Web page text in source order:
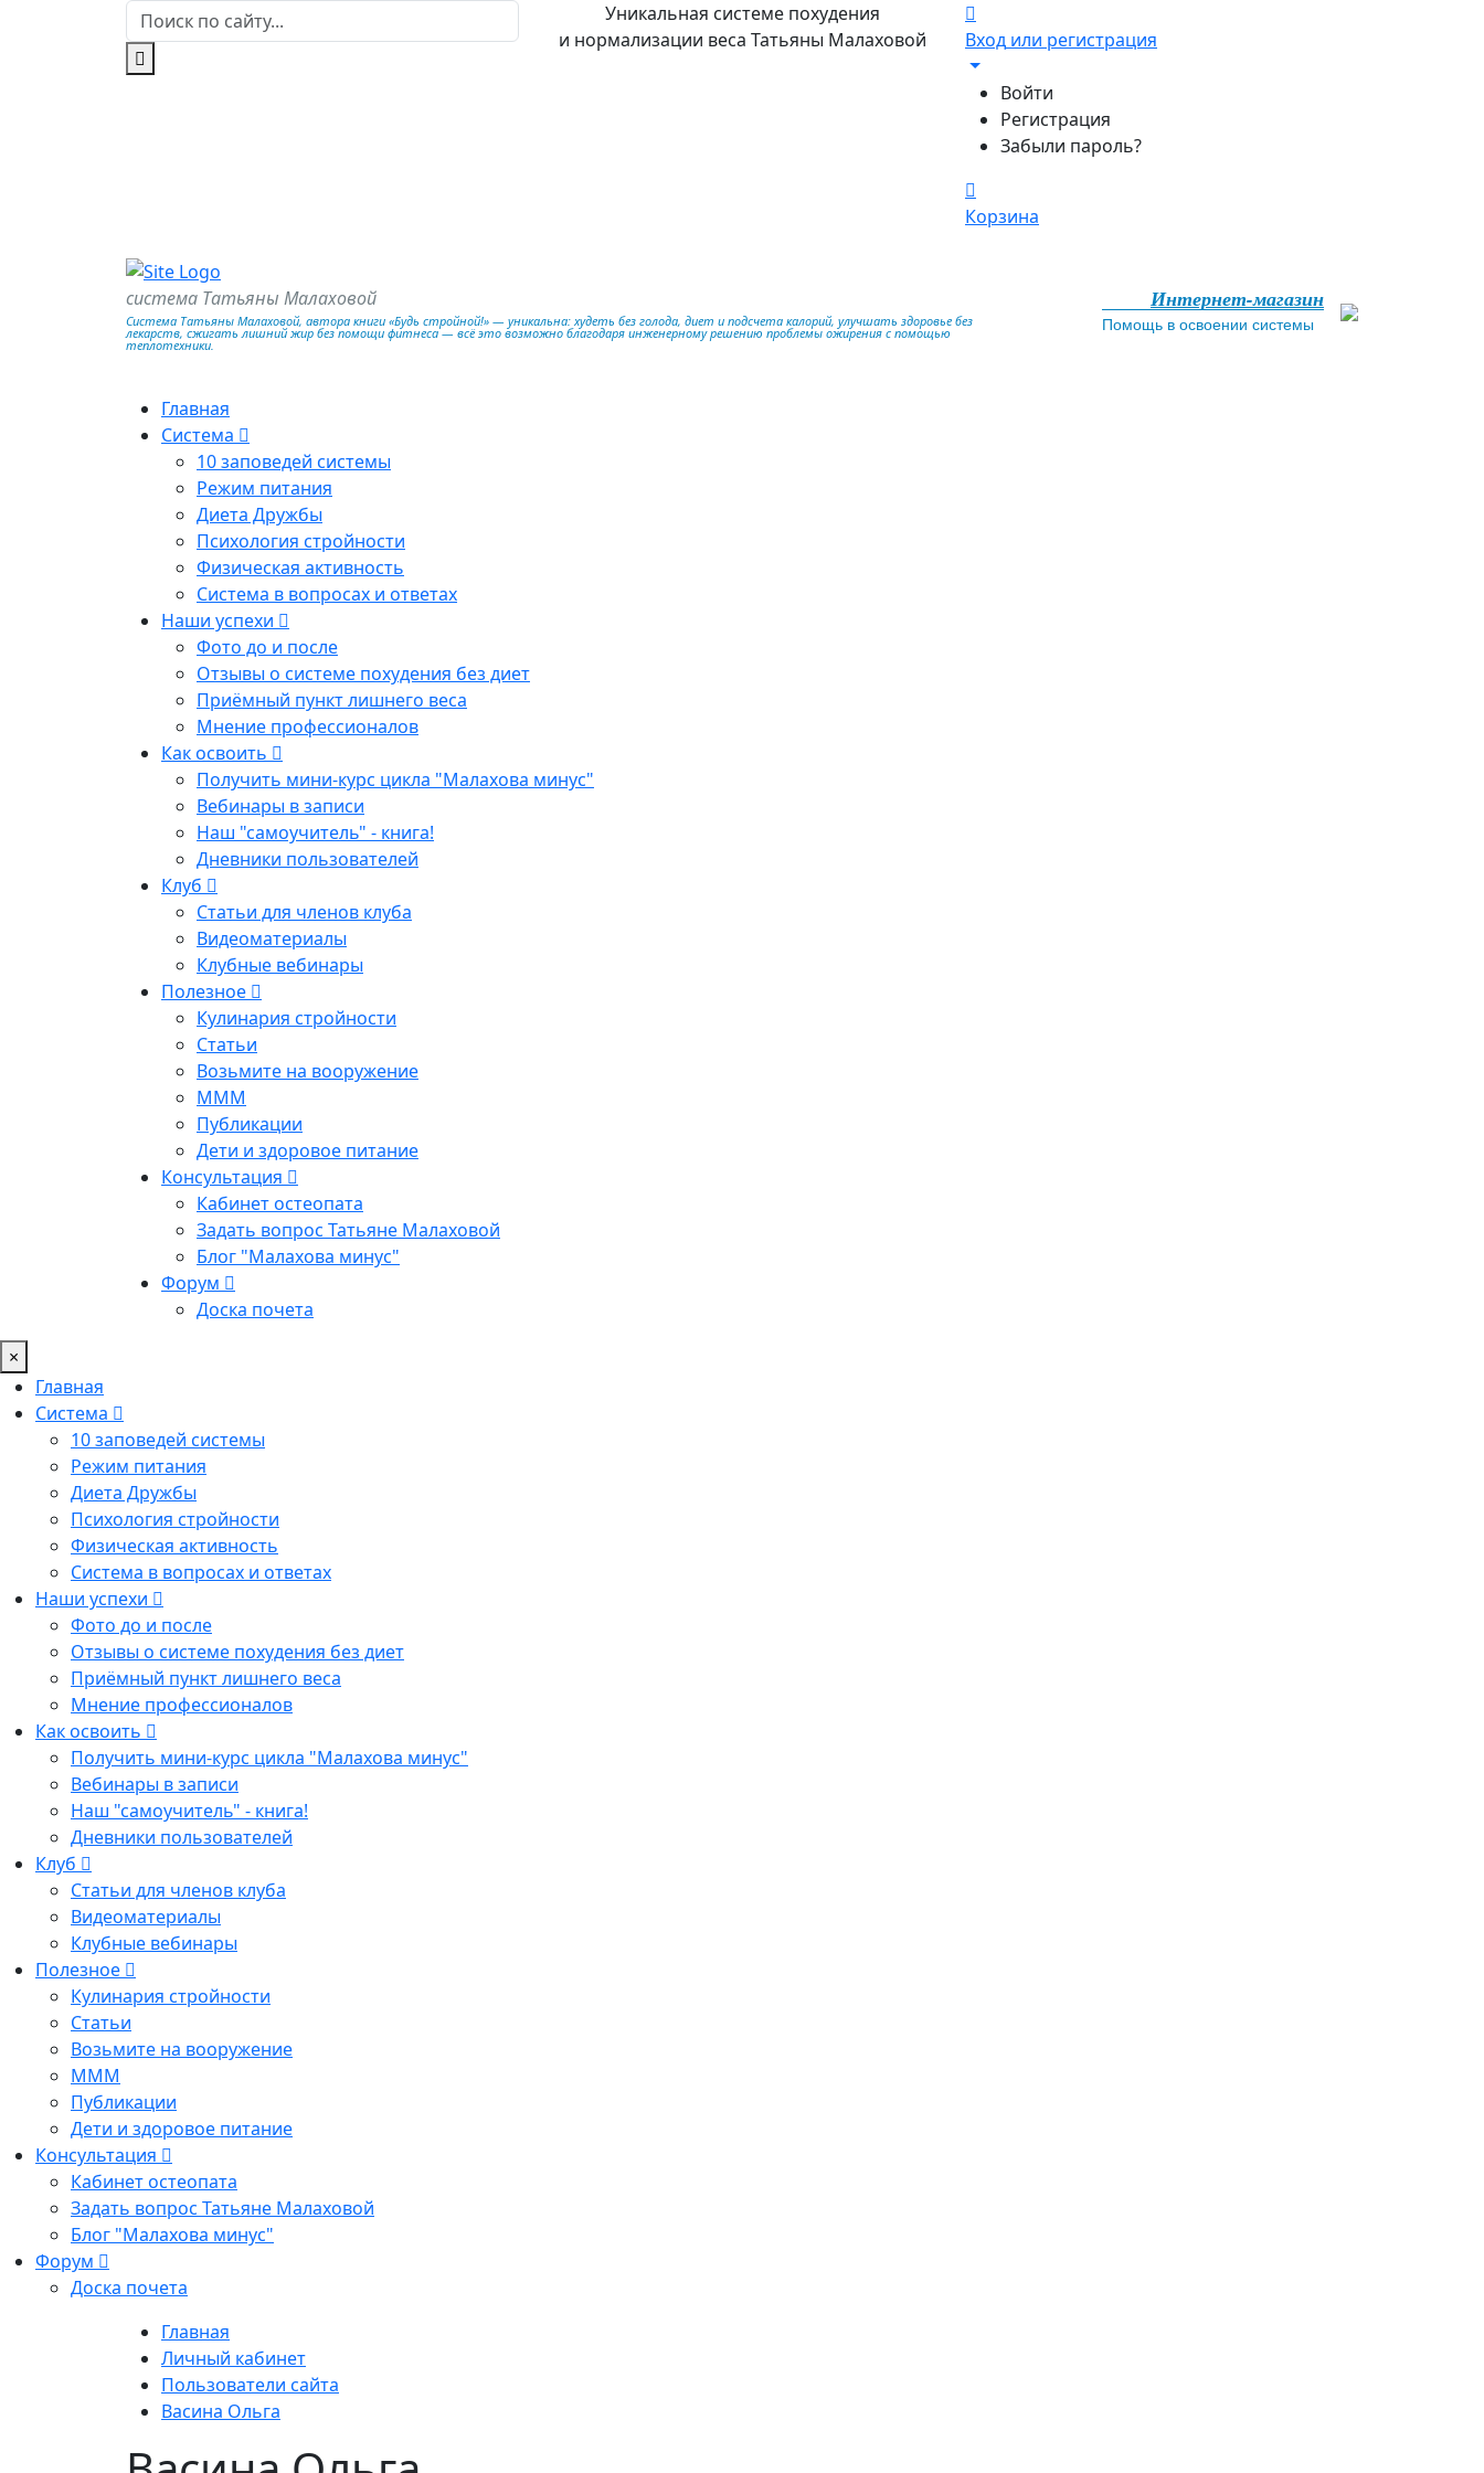
Уникальная системе похудения
и нормализации веса Татьяны Малаховой
Вход или регистрация
Войти
Регистрация
Забыли пароль?
Корзина
система Татьяны Малаховой
Система Татьяны Малаховой, автора книги «Будь стройной!» — уникальна: худеть без голода, диет и подсчета калорий, улучшать здоровье без
лекарств, сжигать лишний жир без помощи фитнеса — всё это возможно благодаря инженерному решению проблемы ожирения с помощью
теплотехники.
Интернет-магазин
Помощь в освоении системы
Главная
Система
10 заповедей системы
Режим питания
Диета Дружбы
Психология стройности
Физическая активность
Система в вопросах и ответах
Наши успехи
Фото до и после
Отзывы о системе похудения без диет
Приёмный пункт лишнего веса
Мнение профессионалов
Как освоить
Получить мини-курс цикла "Малахова минус"
Вебинары в записи
Наш "самоучитель" - книга!
Дневники пользователей
Клуб
Статьи для членов клуба
Видеоматериалы
Клубные вебинары
Полезное
Кулинария стройности
Статьи
Возьмите на вооружение
МММ
Публикации
Дети и здоровое питание
Консультация
Кабинет остеопата
Задать вопрос Татьяне Малаховой
Блог "Малахова минус"
Форум
Доска почета
×
Главная
Система
10 заповедей системы
Режим питания
Диета Дружбы
Психология стройности
Физическая активность
Система в вопросах и ответах
Наши успехи
Фото до и после
Отзывы о системе похудения без диет
Приёмный пункт лишнего веса
Мнение профессионалов
Как освоить
Получить мини-курс цикла "Малахова минус"
Вебинары в записи
Наш "самоучитель" - книга!
Дневники пользователей
Клуб
Статьи для членов клуба
Видеоматериалы
Клубные вебинары
Полезное
Кулинария стройности
Статьи
Возьмите на вооружение
МММ
Публикации
Дети и здоровое питание
Консультация
Кабинет остеопата
Задать вопрос Татьяне Малаховой
Блог "Малахова минус"
Форум
Доска почета
Главная
Личный кабинет
Пользователи сайта
Васина Ольга